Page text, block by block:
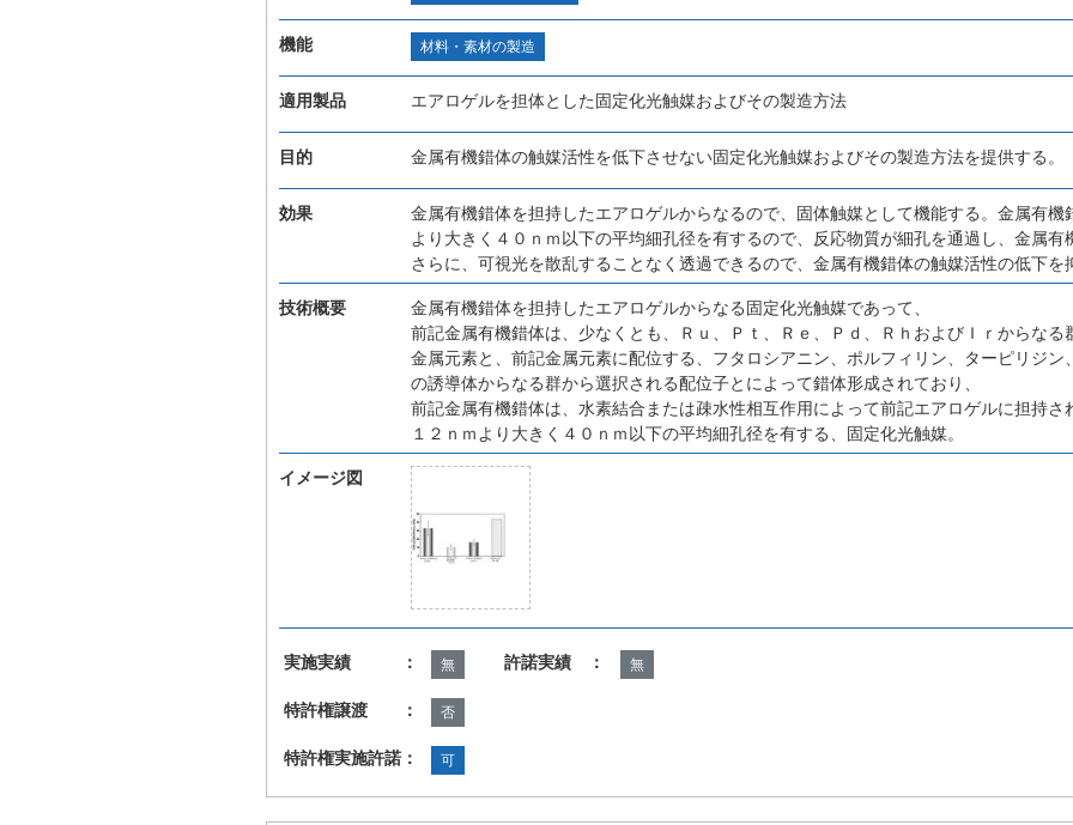
機能 材料・素材の製造
適用製品 エアロゲルを担体とした固定化光触媒およびその製造方法
目的 金属有機錯体の触媒活性を低下させない固定化光触媒およびその製造方法を提供する。
効果
金属有機錯体を担持したエアロゲルからなるので、固体触媒として機能する。金属有機
より大きく４０ｎｍ以下の平均細孔径を有するので、反応物質が細孔を通過し、金属有
さらに、可視光を散乱することなく透過できるので、金属有機錯体の触媒活性の低下を
技術概要
金属有機錯体を担持したエアロゲルからなる固定化光触媒であって、
前記金属有機錯体は、少なくとも、Ｒｕ、Ｐｔ、Ｒｅ、Ｐｄ、ＲｈおよびＩｒからなる
金属元素と、前記金属元素に配位する、フタロシアニン、ポルフィリン、ターピリジン
の誘導体からなる群から選択される配位子とによって錯体形成されており、
前記金属有機錯体は、水素結合または疎水性相互作用によって前記エアロゲルに担持さ
１２ｎｍより大きく４０ｎｍ以下の平均細孔径を有する、固定化光触媒。
イメージ図
実施実績 ： 無 許諾実績 ： 無
特許権譲渡 ： 否
特許権実施許諾： 可